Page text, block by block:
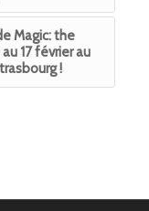
Magic: the
17 février au
!